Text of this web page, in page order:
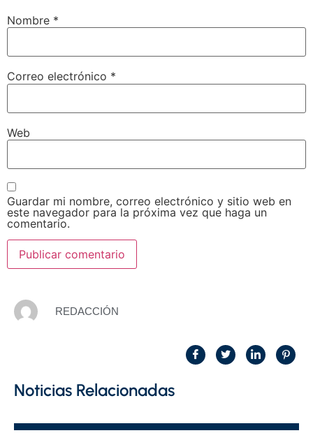
Nombre *
Correo electrónico *
Web
Guardar mi nombre, correo electrónico y sitio web en
este navegador para la próxima vez que haga un
comentario.
REDACCIÓN
Noticias Relacionadas